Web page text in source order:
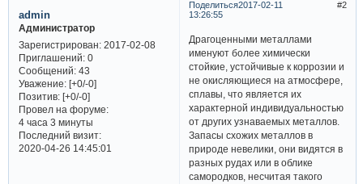
Поделиться 2
2017-02-11
13:26:55
admin
Администратор
Зарегистрирован: 2017-02-08
Приглашений:0
Сообщений:43
Уважение: [+0/-0]
Позитив: [+0/-0]
Провел на форуме:
4 часа 3 минуты
Последний визит:
2020-04-26 14:45:01
Драгоценными металлами
именуют более химически
стойкие, устойчивые к коррозии и
не окисляющиеся на атмосфере,
сплавы, что является их
характерной индивидуальностью
от других узнаваемых металлов.
Запасы схожих металлов в
природе невелики, они видятся в
разных рудах или в облике
самородков, несчитая такого